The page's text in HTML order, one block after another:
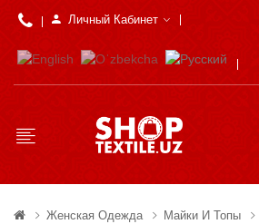
Личный Кабинет
Женская Одежда Майки И Топы